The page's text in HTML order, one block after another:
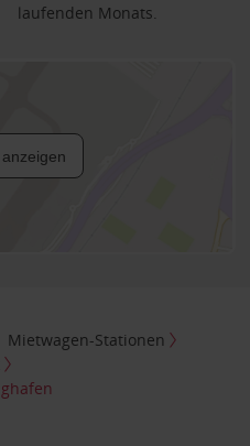
laufenden Monats.
Mietwagen-Stationen